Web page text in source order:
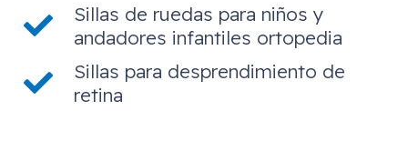
Sillas de ruedas para niños y
andadores infantiles ortopedia
Sillas para desprendimiento de
retina